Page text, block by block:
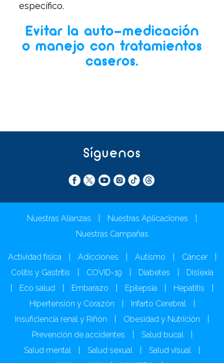
específico.
Evitar la auto-medicación
o manejo con tratamientos
caseros.
Síguenos
Nuestras Alianzas Nuestras Aplicaciones
Nuestras Campañas
Actividad física Adicciones Autismo Cáncer
Colitis y Gastritis
COVID-19 Diabetes
Dislexia
Eco salud Embarazo Epilepsia Hepatitis
Hipertensión y Corazón
Infarto Cerebral
Insuficiencia renal y Riñón
Obesidad y Nutrición
Prevención de accidentes
Salud bucal
Salud mental
Salud sexual Salud visual